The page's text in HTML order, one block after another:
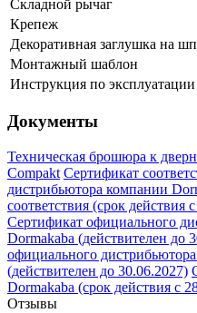
Складной рычаг
Крепеж
Декоративная заглушка на
Монтажный шаблон
Инструкция по эксплуатации
Документы
Техническая брошюра к
Compakt Сертификат
дистрибьютора компании
соответствия (срок действия
Сертификат официального
Dormakaba (действителен до
официального
(действителен до 30.06.2027)
Dormakaba (срок действия с
Отзывы